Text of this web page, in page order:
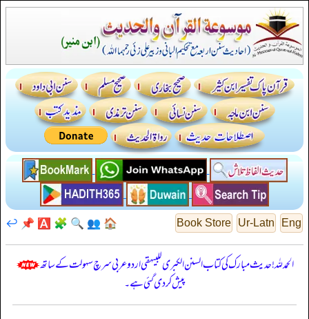
Eng
Ur-Latn
Book Store
🏠
👥
🔍
🧩
🅰️
📌
↩️
الحمدللہ! حدیث مبارک کی کتاب السنن الكبرى للبيهقي اردو عربی سرچ سہولت کے ساتھ
پیش کر دی گئی ہے۔